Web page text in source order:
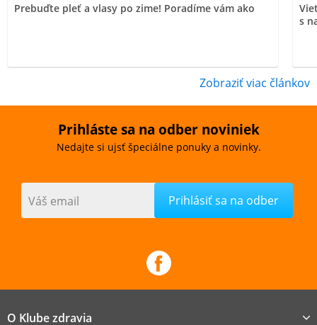
Prebuďte pleť a vlasy po zime! Poradíme vám ako
s
Zobraziť viac článkov
Prihláste sa na odber noviniek
Nedajte si ujsť špeciálne ponuky a novinky.
Váš email
O Klube zdravia